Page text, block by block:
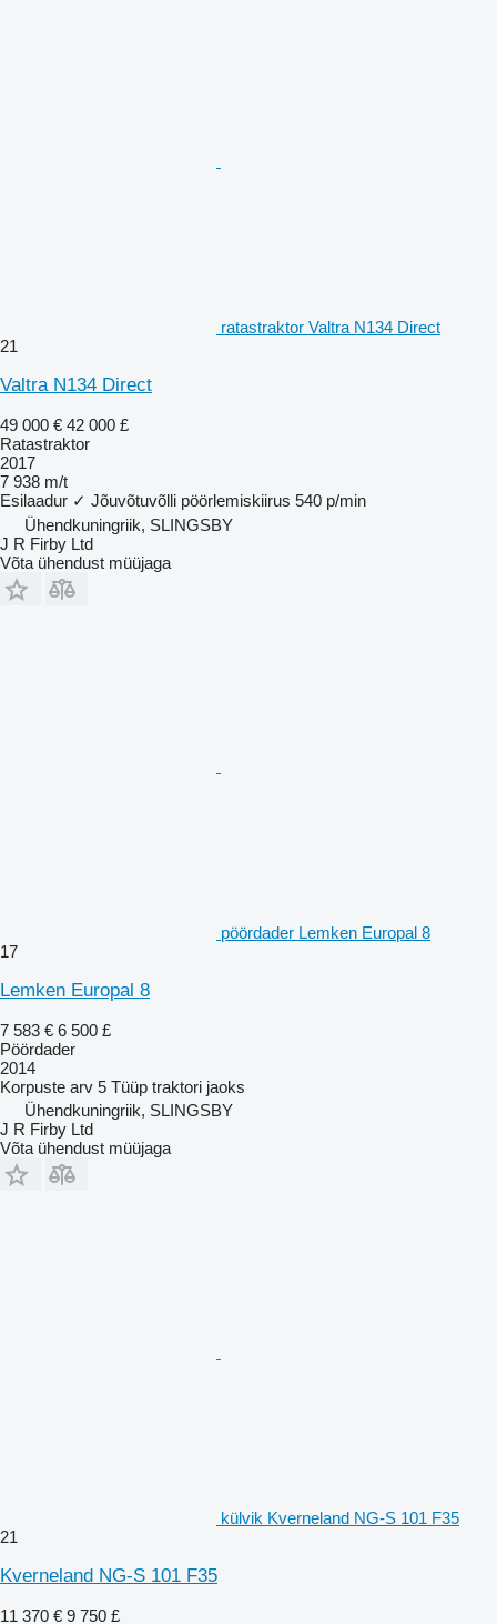
ratastraktor Valtra N134 Direct
21
Valtra N134 Direct
49 000 € 42 000 £
Ratastraktor
2017
7 938 m/t
Esilaadur ✓ Jõuvõtuvõlli pöörlemiskiirus 540 p/min
Ühendkuningriik, SLINGSBY
J R Firby Ltd
Võta ühendust müüjaga
pöördader Lemken Europal 8
17
Lemken Europal 8
7 583 € 6 500 £
Pöördader
2014
Korpuste arv 5 Tüüp traktori jaoks
Ühendkuningriik, SLINGSBY
J R Firby Ltd
Võta ühendust müüjaga
külvik Kverneland NG-S 101 F35
21
Kverneland NG-S 101 F35
11 370 € 9 750 £